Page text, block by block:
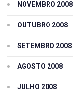
NOVEMBRO 2008
OUTUBRO 2008
SETEMBRO 2008
AGOSTO 2008
JULHO 2008